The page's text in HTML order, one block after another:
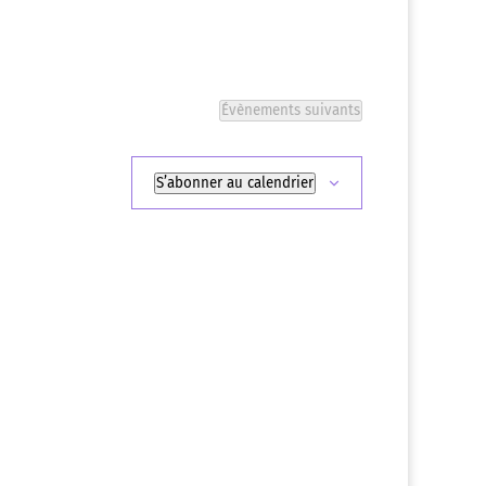
Évènements suivants
S’abonner au calendrier